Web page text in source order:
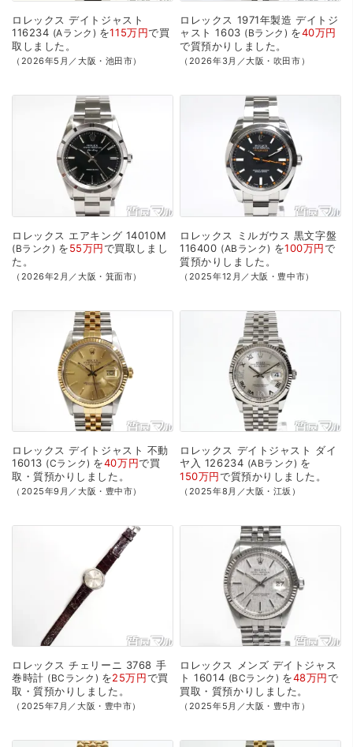
ロレックス デイトジャスト
116234
Aランク を115万円で買
取 しました。
（2026年5月／大阪・池田市）
ロレックス 1971年製造 デイトジ
ャスト 1603 Bランク を40万円
で質預かり しました。
（2026年3月／大阪・吹田市）
ロレックス エアキング 14010M
Bランク を55万円で買取 しまし
た。
（2026年2月／大阪・箕面市）
ロレックス ミルガウス 黒文字盤
116400
ABランク を100万円で
質預かり しました。
（2025年12月／大阪・豊中市）
ロレックス デイトジャスト 不動
16013
Cランク を40万円で買
取・質預かり しました。
（2025年9月／大阪・豊中市）
ロレックス デイトジャスト ダイ
ヤ入 126234 ABランク を
150万円で質預かり しました。
（2025年8月／大阪・江坂）
ロレックス チェリーニ 3768 手
巻時計
BCランク を25万円で買
取・質預かり しました。
（2025年7月／大阪・豊中市）
ロレックス メンズ デイトジャス
ト 16014 BCランク を48万円で
買取・質預かり しました。
（2025年5月／大阪・豊中市）